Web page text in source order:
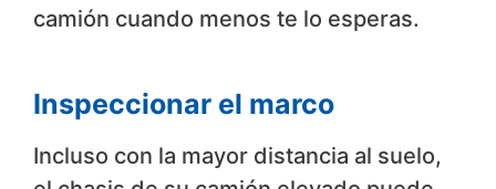
camión cuando menos te lo esperas.
Inspeccionar el marco
Incluso con la mayor distancia al suelo,